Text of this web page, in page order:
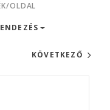
OLDAL
KÖVETKEZŐ